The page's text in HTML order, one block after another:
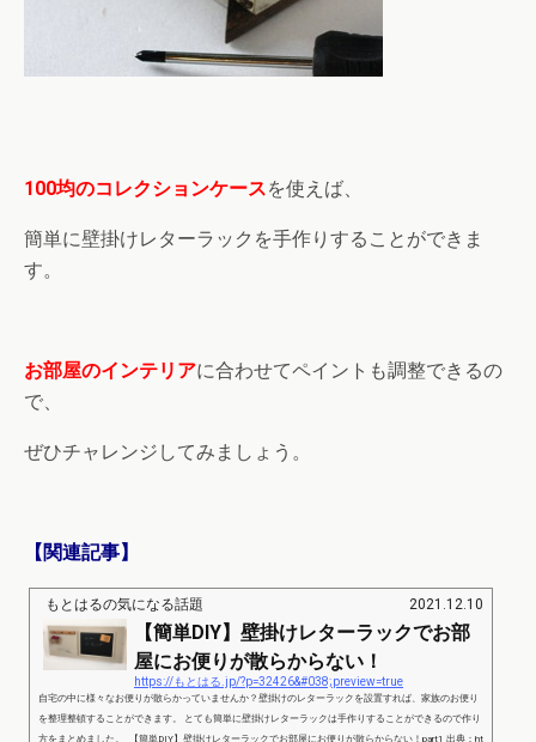
100均のコレクションケースを使えば、
簡単に壁掛けレターラックを手作りすることができま
す。
お部屋のインテリアに合わせてペイントも調整できるの
で、
ぜひチャレンジしてみましょう。
【関連記事】
もとはるの気になる話題 2021.12.10
【簡単DIY】壁掛けレターラックでお部
屋にお便りが散らからない！
https://もとはる.jp/?p=32426&#038;preview=true
自宅の中に様々なお便りが散らかっていませんか？壁掛けのレターラックを設置すれば、家族のお便り
を整理整頓することができます。 とても簡単に壁掛けレターラックは手作りすることができるので作り
方をまとめました。 【簡単DIY】壁掛けレターラックでお部屋にお便りが散らからない！part1 出典：ht